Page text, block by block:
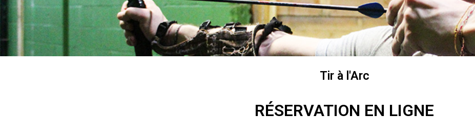
Tir à l'Arc
RÉSERVATION EN LIGNE